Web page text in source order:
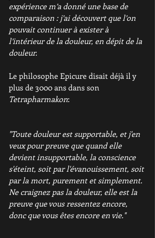
expérience m’a donné une base de
comparaison : j’ai découvert que l’on
pouvait continuer à exister à
l’intérieur de la douleur, en dépit de la
douleur.
Le philosophe Epicure disait déjà il y
plus de 3000 ans dans son
Tetrapharmakon:
"Toute douleur est supportable, et j'en
veux pour preuve que quand elle
devient insupportable, la conscience
s'éteint, soit par l'évanouissement, soit
par la mort, purement et simplement.
Ne craignez pas la douleur, elle est la
preuve que vous ressentez encore,
donc que vous êtes encore en vie."